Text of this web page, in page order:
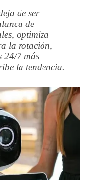
de ser
de
optimiza
la rotación,
24/7 más
la tendencia.